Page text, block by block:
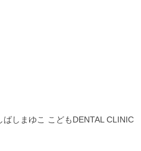
ばしまゆこ こどもDENTAL CLINIC